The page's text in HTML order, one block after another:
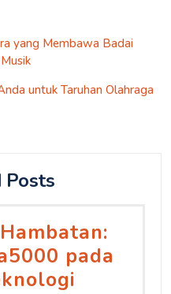
yang Membawa Badai
untuk Taruhan Olahraga
Posts
pada